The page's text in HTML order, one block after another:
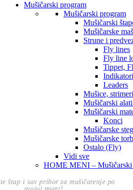
Mušičarski program
Mušičarski program
Mušičarski
Mušičarske
Strune i
Fly lines
Fly line
Tippet,
Indikatori
Leaders
Mušice, strimeri
Mušičarski
Mušičarski
Konci
Mušičarske
Mušičarske
Ostalo (Fly)
Vidi sve
HOME MENI – Mušičarski
štap i sav pribor za mušičarenje po